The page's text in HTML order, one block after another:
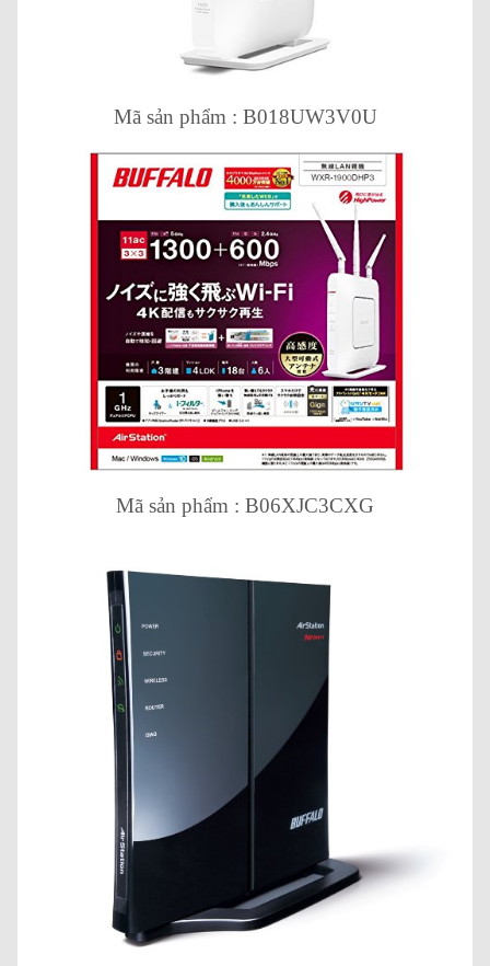
Mã sản phẩm : B018UW3V0U
Mã sản phẩm : B06XJC3CXG